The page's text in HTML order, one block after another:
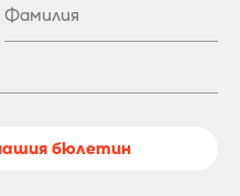
бюлетин